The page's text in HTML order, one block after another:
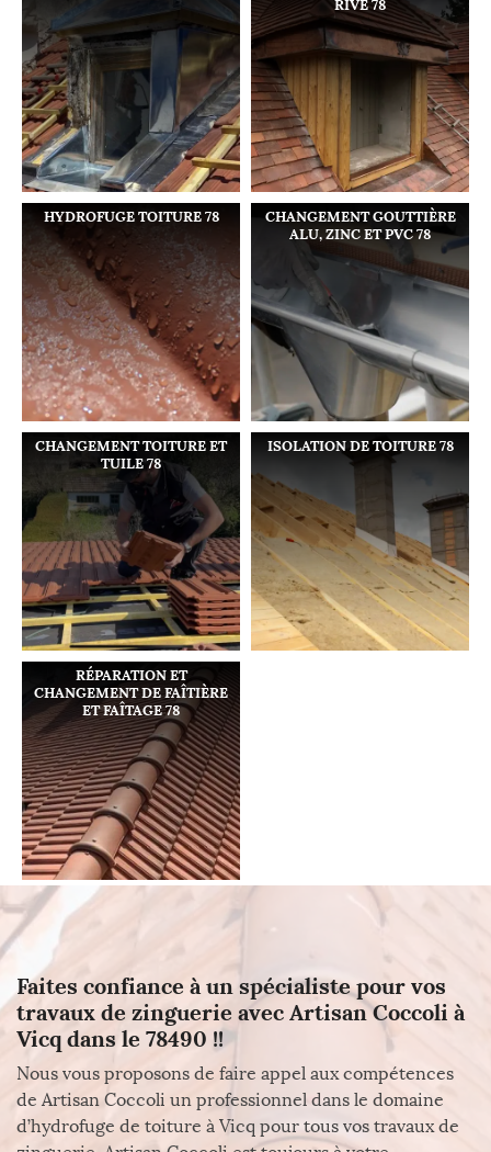
RIVE 78
HYDROFUGE TOITURE 78
CHANGEMENT GOUTTIÈRE
ALU, ZINC ET PVC 78
CHANGEMENT TOITURE ET
TUILE 78
ISOLATION DE TOITURE 78
RÉPARATION ET
CHANGEMENT DE FAÎTIÈRE
ET FAÎTAGE 78
Faites confiance à un spécialiste pour vos
travaux de zinguerie avec Artisan Coccoli à
Vicq dans le 78490 !!
Nous vous proposons de faire appel aux compétences
de Artisan Coccoli un professionnel dans le domaine
d’hydrofuge de toiture à Vicq pour tous vos travaux de